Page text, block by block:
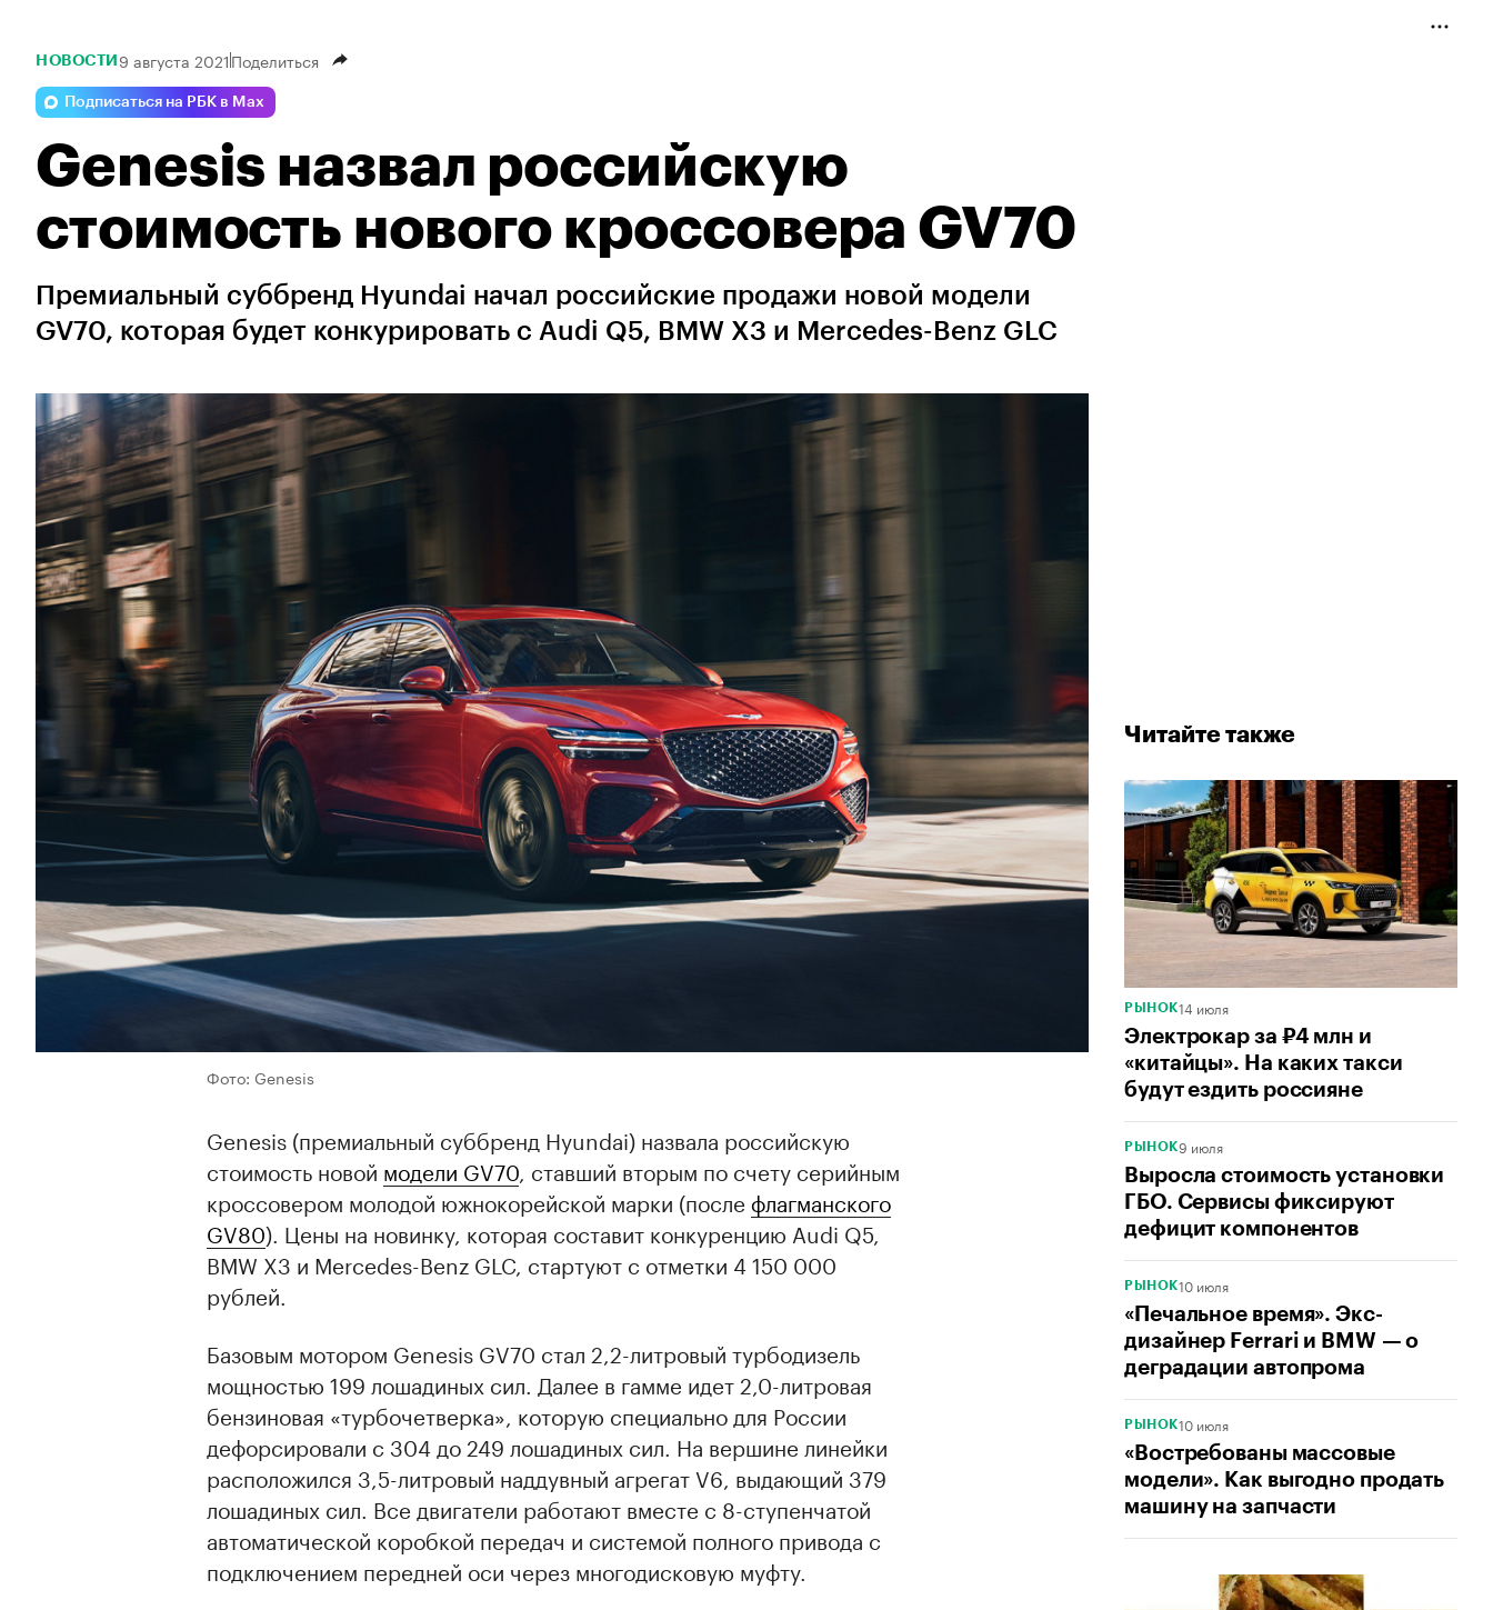
Читайте также
РЫНОК14 июля
Электрокар за ₽4 млн и
«китайцы». На каких такси
будут ездить россияне
РЫНОК9 июля
Выросла стоимость установки
ГБО. Сервисы фиксируют
дефицит компонентов
РЫНОК10 июля
«Печальное время». Экс-
дизайнер Ferrari и BMW — о
деградации автопрома
РЫНОК10 июля
«Востребованы массовые
модели». Как выгодно продать
машину на запчасти
НОВОСТИ 9 августа 2021Поделиться
Подписаться на РБК в Max
Genesis назвал российскую
стоимость нового кроссовера GV70
Премиальный суббренд Hyundai начал российские продажи новой модели
GV70, которая будет конкурировать с Audi Q5, BMW X3 и Mercedes-Benz GLC
Фото: Genesis
Genesis (премиальный суббренд Hyundai) назвала российскую
стоимость новой модели GV70 , ставший вторым по счету серийным
кроссовером молодой южнокорейской марки (после флагманского
GV80). Цены на новинку, которая составит конкуренцию Audi Q5,
BMW X3 и Mercedes-Benz GLC, стартуют с отметки 4 150 000
рублей.
Базовым мотором Genesis GV70 стал 2,2-литровый турбодизель
мощностью 199 лошадиных сил. Далее в гамме идет 2,0-литровая
бензиновая «турбочетверка», которую специально для России
дефорсировали с 304 до 249 лошадиных сил. На вершине линейки
расположился 3,5-литровый наддувный агрегат V6, выдающий 379
лошадиных сил. Все двигатели работают вместе с 8-ступенчатой
автоматической коробкой передач и системой полного привода с
подключением передней оси через многодисковую муфту.